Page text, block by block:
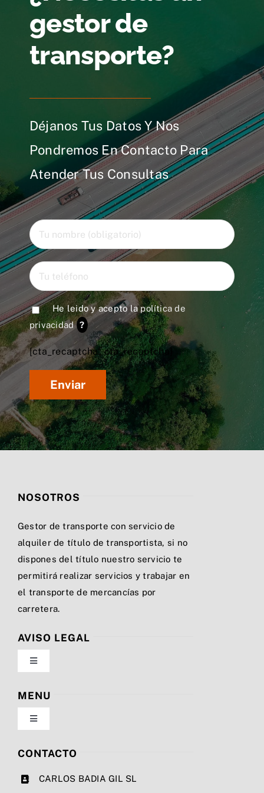
gestor de
transporte?
Déjanos Tus Datos Y Nos
Pondremos En Contacto Para
Atender Tus Consultas
He leido y acepto lapolítica de
privacidad ?
[cta_recaptcha* cta_recaptcha]
NOSOTROS
Gestor de transporte con servicio de
alquiler de título de transportista, si no
dispones del título nuestro servicio te
permitirá realizar servicios y trabajar en
el transporte de mercancías por
carretera.
AVISO LEGAL
Toggle
Navigation
Política de privacidad
Condiciones de uso
MENU
Toggle
Navigation
Nosotros
CONTACTO
CARLOS BADIA GIL SL